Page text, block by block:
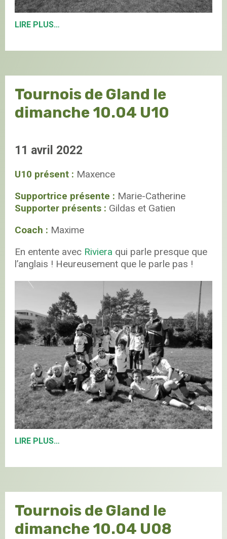
LIRE PLUS…
Tournois de Gland le
dimanche 10.04 U10
11 avril 2022
U10 présent : Maxence
Supportrice présente : Marie-Catherine
Supporter présents : Gildas et Gatien
Coach : Maxime
En entente avec Riviera qui parle presque que
l’anglais ! Heureusement que le parle pas !
LIRE PLUS…
Tournois de Gland le
dimanche 10.04 U08